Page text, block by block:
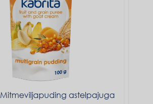
Mitmeviljapuding astelpajuga